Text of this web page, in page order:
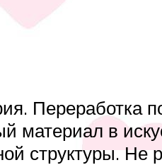
Переработка
материал в
структуры. Не